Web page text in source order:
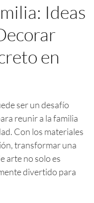
Ideas
en
ser un desafío
reunir a la familia
Con los materiales
transformar una
arte no solo es
divertido para